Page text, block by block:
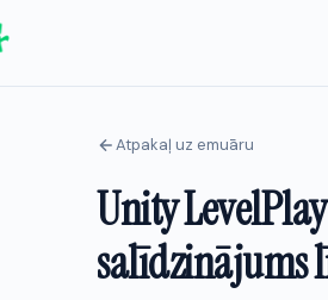
Atpakaļ uz emuāru
Unity
salīdzinājums